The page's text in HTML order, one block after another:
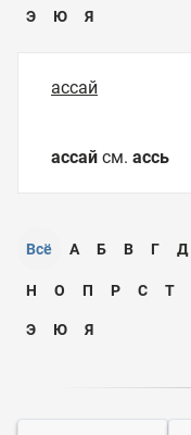
Э Ю Я
ассай
ассай см. ассь
Всё А Б В Г Д
Н О П Р С Т
Э Ю Я